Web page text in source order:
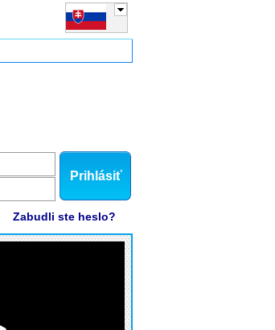
Prihlásiť
Zabudli ste heslo?